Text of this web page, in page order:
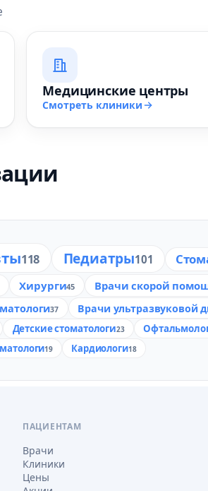
Медицинские центры
Смотреть клиники
118 Педиатры101
Хирурги45 Врачи скорой
37 Врачи ультразвуковой
Детские стоматологи23
19 Кардиологи18
ПАЦИЕНТАМ
Врачи
Клиники
Цены